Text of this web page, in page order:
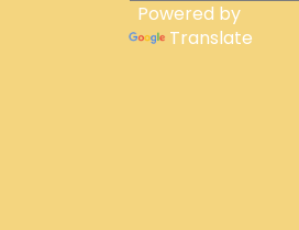
Powered by
Translate